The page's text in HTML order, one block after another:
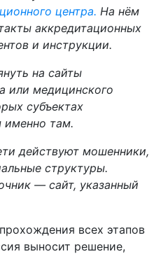
центра. На нём
аккредитационных
и инструкции.
на сайты
или медицинского
субъектах
именно там.
действуют мошенники,
структуры.
— сайт, указанный
всех этапов
выносит решение,